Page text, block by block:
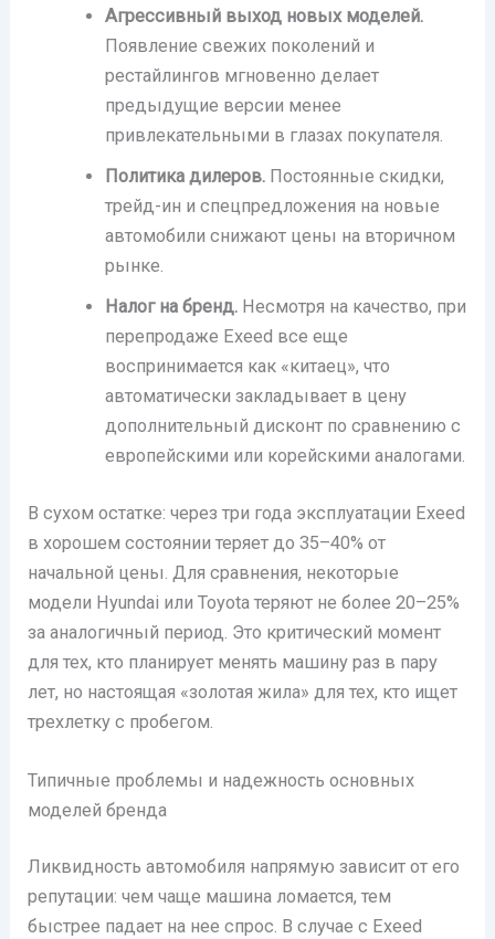
Агрессивный выход новых моделей.
Появление свежих поколений и
рестайлингов мгновенно делает
предыдущие версии менее
привлекательными в глазах покупателя.
Политика дилеров.Постоянные скидки,
трейд-ин и спецпредложения на новые
автомобили снижают цены на вторичном
рынке.
Налог на бренд.Несмотря на качество, при
перепродаже Exeed все еще
воспринимается как «китаец», что
автоматически закладывает в цену
дополнительный дисконт по сравнению с
европейскими или корейскими аналогами.
В сухом остатке: через три года эксплуатации Exeed
в хорошем состоянии теряет до 35–40% от
начальной цены. Для сравнения, некоторые
модели Hyundai или Toyota теряют не более 20–25%
за аналогичный период. Это критический момент
для тех, кто планирует менять машину раз в пару
лет, но настоящая «золотая жила» для тех, кто ищет
трехлетку с пробегом.
Типичные проблемы и надежность основных
моделей бренда
Ликвидность автомобиля напрямую зависит от его
репутации: чем чаще машина ломается, тем
быстрее падает на нее спрос. В случае с Exeed